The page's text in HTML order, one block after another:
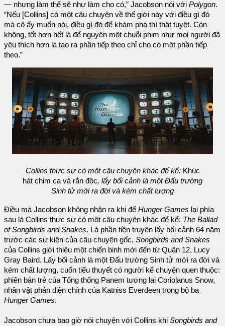
— nhưng làm thế sẽ như làm cho có,” Jacobson nói với Polygon.
“Nếu [Collins] có một câu chuyện về thế giới này với điều gì đó
mà cô ấy muốn nói, điều gì đó để khám phá thì thật tuyệt. Còn
không, tốt hơn hết là để nguyên một chuỗi phim như mọi người đã
yêu thích hơn là tạo ra phần tiếp theo chỉ cho có một phần tiếp
theo.”
Collins thực sự có một câu chuyện khác để kể:Khúc
hát chim ca và rắn độc, lấy bối cảnh là một Đấu trường
Sinh tử mới ra đời và kém chất lượng
Điều mà Jacobson không nhận ra khi để Hunger Games lại phía
sau là Collins thực sự có một câu chuyện khác để kể: The Ballad
of Songbirds and Snakes. Là phần tiền truyện lấy bối cảnh 64 năm
trước các sự kiện của câu chuyện gốc, Songbirds and Snakes
của Collins giới thiệu một chiến binh mới đến từ Quận 12, Lucy
Gray Baird. Lấy bối cảnh là một Đấu trường Sinh tử mới ra đời và
kém chất lượng, cuốn tiểu thuyết có người kể chuyện quen thuộc:
phiên bản trẻ của Tổng thống Panem tương lai Coriolanus Snow,
nhân vật phản diện chính của Katniss Everdeen trong bộ ba
Hunger Games.
Jacobson chưa bao giờ nói chuyện với Collins khi Songbirds and